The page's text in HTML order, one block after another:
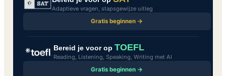
Adaptieve vragen, stapsgewijze uitleg
Gratis beginnen →
Bereid je voor op TOEFL
Reading, Listening, Speaking, Writing met AI
Gratis beginnen →